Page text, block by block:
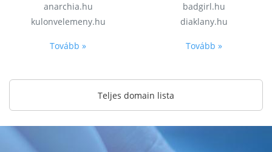
anarchia.hu
kulonvelemeny.hu
Tovább »
badgirl.hu
diaklany.hu
Tovább »
Teljes domain lista